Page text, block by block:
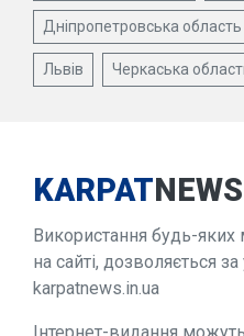
Дніпропетровська область
Львів Черкаська
KARPATNEWS
Використання будь-яких
на сайті, дозволяється
karpatnews.in.ua